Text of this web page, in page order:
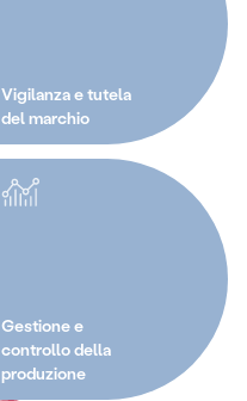
Vigilanza e tutela
del marchio
Gestione e
controllo della
produzione